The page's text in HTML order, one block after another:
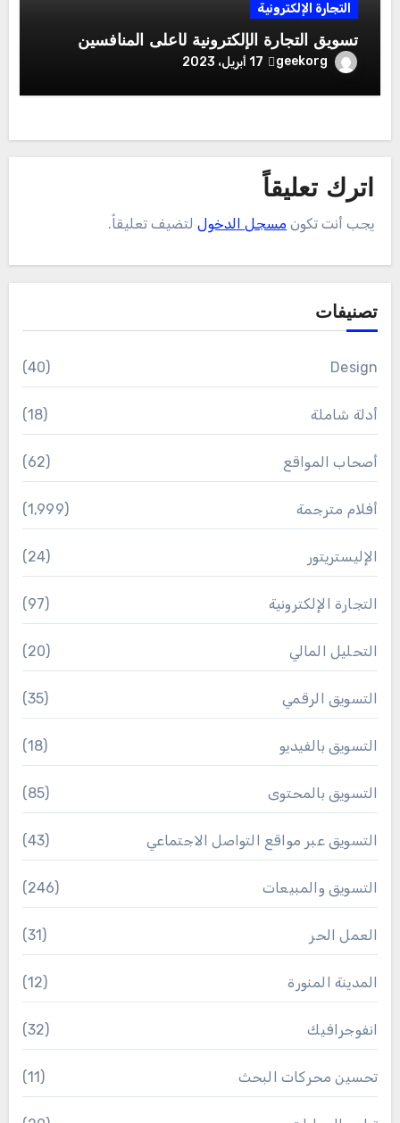
التجارة الإلكترونية
تسويق التجارة الإلكترونية لأعلى المنافسين
geekorg 17 أبريل، 2023
اترك تعليقاً
يجب أنت تكون مسجل الدخوللتضيف تعليقاً.
تصنيفات
Design
(40)
أدلة شاملة (18)
أصحاب المواقع (62)
أفلام مترجمة (1٬999)
الإليستريتور (24)
التجارة الإلكترونية (97)
التحليل المالي (20)
التسويق الرقمي (35)
التسويق بالفيديو (18)
التسويق بالمحتوى (85)
التسويق عبر مواقع التواصل الاجتماعي (43)
التسويق والمبيعات (246)
العمل الحر (31)
المدينة المنورة (12)
انفوجرافيك (32)
تحسين محركات البحث (11)